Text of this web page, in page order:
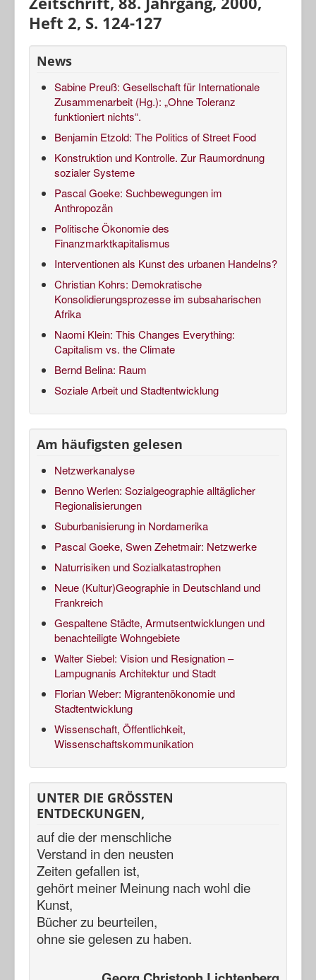
Heft 2, S. 124-127
News
Sabine Preuß: Gesellschaft für Internationale
Zusammenarbeit (Hg.): „Ohne Toleranz
funktioniert nichts“.
Benjamin Etzold: The Politics of Street Food
Konstruktion und Kontrolle. Zur Raumordnung
sozialer Systeme
Pascal Goeke: Suchbewegungen im
Anthropozän
Politische Ökonomie des
Finanzmarktkapitalismus
Interventionen als Kunst des urbanen Handelns?
Christian Kohrs: Demokratische
Konsolidierungsprozesse im subsaharischen
Afrika
Naomi Klein: This Changes Everything:
Capitalism vs. the Climate
Bernd Belina: Raum
Soziale Arbeit und Stadtentwicklung
Am häufigsten gelesen
Netzwerkanalyse
Benno Werlen: Sozialgeographie alltäglicher
Regionalisierungen
Suburbanisierung in Nordamerika
Pascal Goeke, Swen Zehetmair: Netzwerke
Naturrisiken und Sozialkatastrophen
Neue (Kultur)Geographie in Deutschland und
Frankreich
Gespaltene Städte, Armutsentwicklungen und
benachteiligte Wohngebiete
Walter Siebel: Vision und Resignation –
Lampugnanis Architektur und Stadt
Florian Weber: Migrantenökonomie und
Stadtentwicklung
Wissenschaft, Öffentlichkeit,
Wissenschaftskommunikation
UNTER DIE GRÖSSTEN
ENTDECKUNGEN,
auf die der menschliche
Verstand in den neusten
Zeiten gefallen ist,
gehört meiner Meinung nach wohl die
Kunst,
Bücher zu beurteilen,
ohne sie gelesen zu haben.